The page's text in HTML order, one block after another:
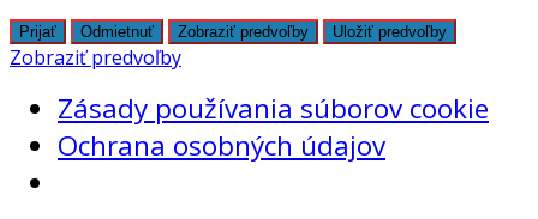
Prijať Odmietnuť Zobraziť predvoľby Uložiť predvoľby
Zobraziť predvoľby
Zásady používania súborov cookie
Ochrana osobných údajov